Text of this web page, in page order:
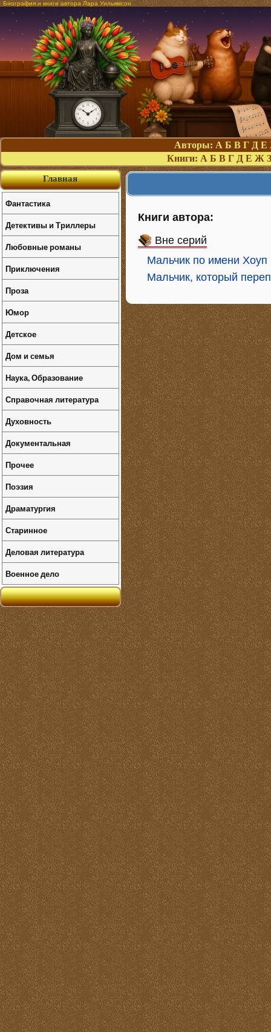
Биография и книги автора Лара Уильямсон
Авторы: А Б В Г Д Е
Книги: А Б В Г Д Е Ж З
Книги автора:
Вне серий
Мальчик по имени Хоуп
Мальчик, который
Главная
Фантастика
Детективы и Триллеры
Любовные романы
Приключения
Проза
Юмор
Детское
Дом и семья
Наука, Образование
Справочная литература
Духовность
Документальная
Прочее
Поэзия
Драматургия
Старинное
Деловая литература
Военное дело